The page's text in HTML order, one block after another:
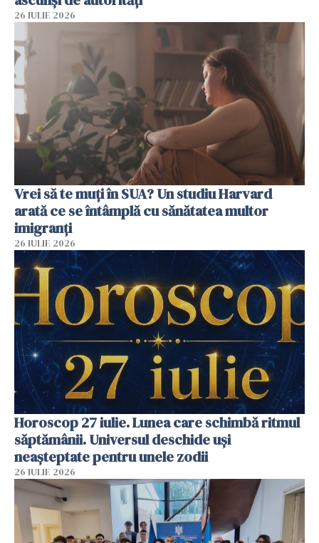
26 IULIE 2026
Vrei să te muți în SUA? Un studiu Harvard
arată ce se întâmplă cu sănătatea multor
imigranți
26 IULIE 2026
Horoscop 27 iulie. Lunea care schimbă ritmul
săptămânii. Universul deschide uși
neașteptate pentru unele zodii
26 IULIE 2026